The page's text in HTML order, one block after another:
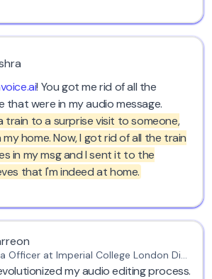
! You got me rid of all the
that were in my audio message.
train to a surprise visit to someone,
home. Now, I got rid of all the train
in my msg and I sent it to the
that I'm indeed at home.
Digital Media Officer at Imperial College London Diabetes Centre
my audio editing process.